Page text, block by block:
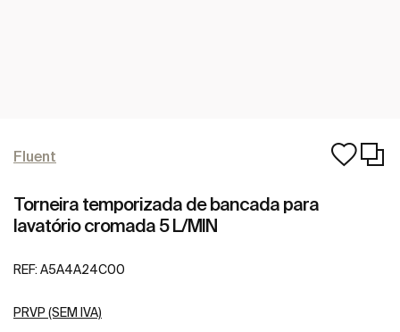
Fluent
Torneira temporizada de bancada para
lavatório cromada 5 L/MIN
REF: A5A4A24C00
PRVP (SEM IVA)